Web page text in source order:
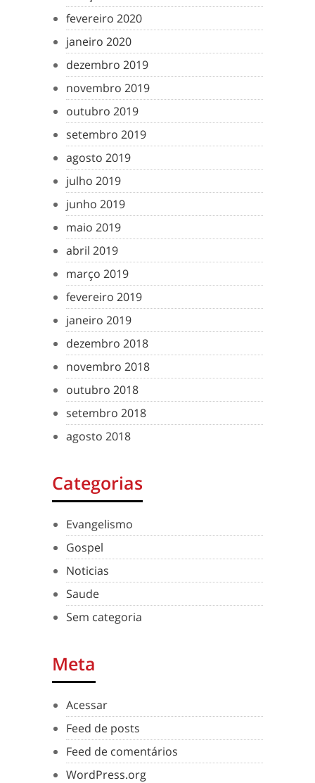
fevereiro 2020
janeiro 2020
dezembro 2019
novembro 2019
outubro 2019
setembro 2019
agosto 2019
julho 2019
junho 2019
maio 2019
abril 2019
março 2019
fevereiro 2019
janeiro 2019
dezembro 2018
novembro 2018
outubro 2018
setembro 2018
agosto 2018
Categorias
Evangelismo
Gospel
Noticias
Saude
Sem categoria
Meta
Acessar
Feed de posts
Feed de comentários
WordPress.org